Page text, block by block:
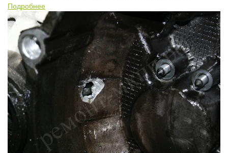
Подробнее